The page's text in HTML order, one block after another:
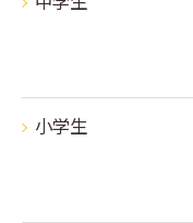
小学生